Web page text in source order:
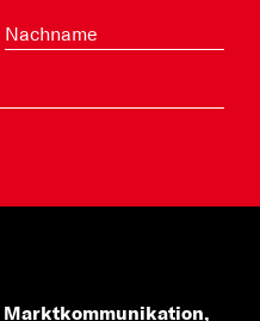
Marktkommunikation,